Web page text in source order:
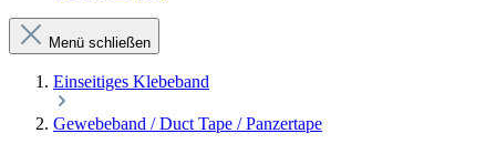
Menü schließen
Einseitiges Klebeband
Gewebeband / Duct Tape / Panzertape